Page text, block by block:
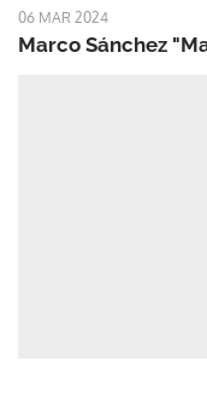
06 MAR 2024
Marco Sánchez